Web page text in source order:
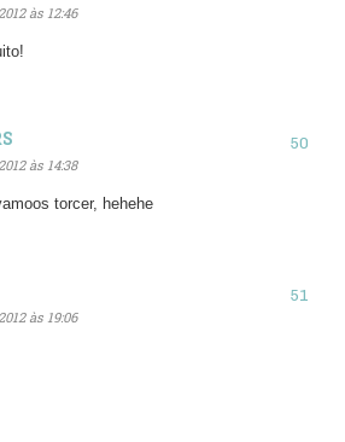
às 12:46
às 14:38
torcer, hehehe
às 19:06